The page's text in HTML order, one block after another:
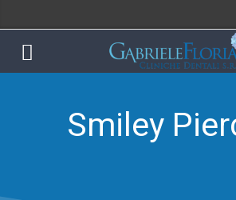
Smiley